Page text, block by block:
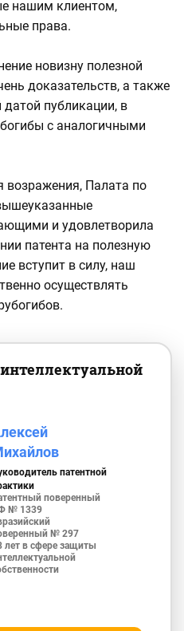
нашим клиентом,
права.
новизну полезной
доказательств, а также
датой публикации, в
с аналогичными
возражения, Палата по
и удовлетворила
патента на полезную
вступит в силу, наш
осуществлять
патентной
поверенный
№ 1339
№ 297
лет в сфере защиты